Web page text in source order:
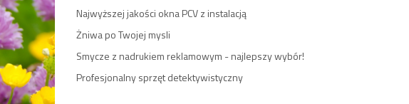
Najwyższej jakości okna PCV z instalacją
Żniwa po Twojej mysli
Smycze z nadrukiem reklamowym - najlepszy wybór!
Profesjonalny sprzęt detektywistyczny